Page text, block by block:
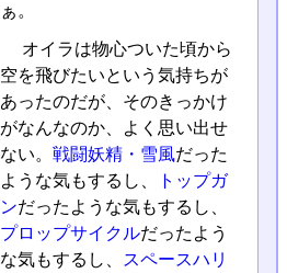
ぁ。
オイラは物心ついた頃から
空を飛びたいという気持ちが
あったのだが、そのきっかけ
がなんなのか、よく思い出せ
ない。 戦闘妖精・雪風だった
ような気もするし、
トップガ
ンだったような気もするし、
プロップサイクルだったよう
な気もするし、
スペースハリ